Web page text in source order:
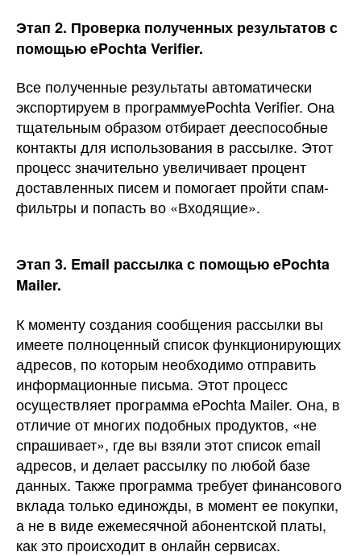
Этап 2. Проверка полученных результатов с
помощьюePochtaVerifier.
Все полученные результаты автоматически
экспортируем в программуePochta Verifier. Она
тщательным образом отбирает дееспособные
контакты для использования в рассылке. Этот
процесс значительно увеличивает процент
доставленных писем и помогает пройти спам-
фильтры и попасть во «Входящие».
Этап 3. Email рассылка с помощьюePochta
Mailer.
К моменту создания сообщения рассылки вы
имеете полноценный список функционирующих
адресов, по которым необходимо отправить
информационные письма. Этот процесс
осуществляет программа ePochta Mailer. Она, в
отличие от многих подобных продуктов, «не
спрашивает», где вы взяли этот список email
адресов, и делает рассылку по любой базе
данных. Также программа требует финансового
вклада только единожды, в момент ее покупки,
а не в виде ежемесячной абонентской платы,
как это происходит в онлайн сервисах.